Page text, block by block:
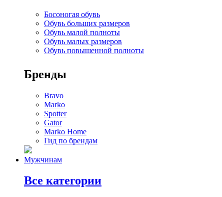
Босоногая обувь
Обувь больших размеров
Обувь малой полноты
Обувь малых размеров
Обувь повышенной полноты
Бренды
Bravo
Marko
Spotter
Gator
Marko Home
Гид по брендам
Мужчинам
Все категории